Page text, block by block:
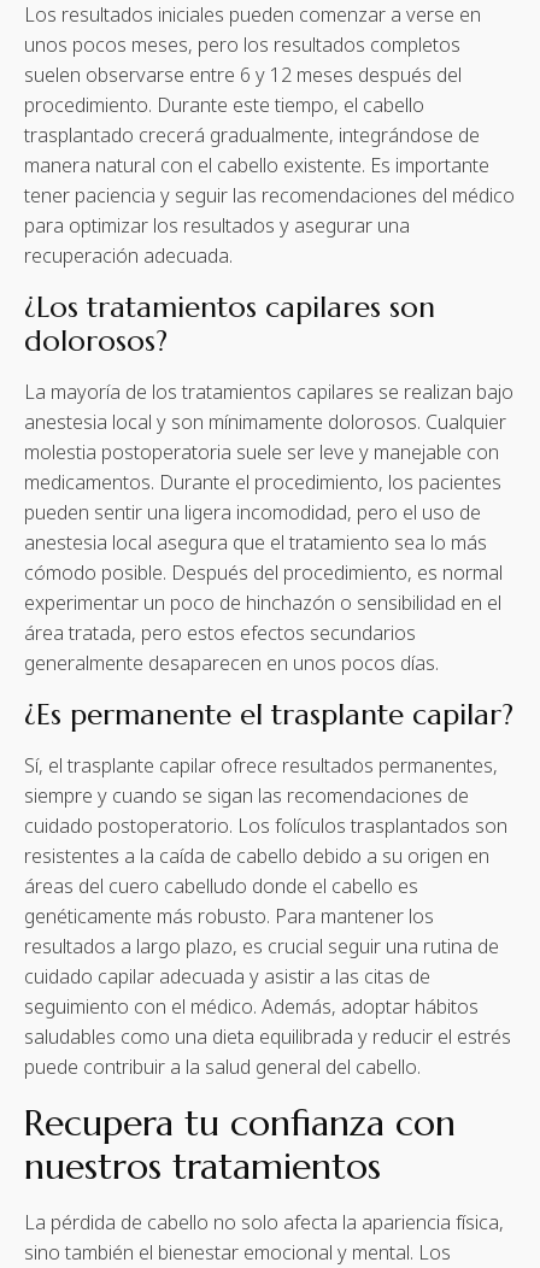
Los resultados iniciales pueden comenzar a verse en
unos pocos meses, pero los resultados completos
suelen observarse entre 6 y 12 meses después del
procedimiento. Durante este tiempo, el cabello
trasplantado crecerá gradualmente, integrándose de
manera natural con el cabello existente. Es importante
tener paciencia y seguir las recomendaciones del médico
para optimizar los resultados y asegurar una
recuperación adecuada.
¿Los tratamientos capilares son
dolorosos?
La mayoría de los tratamientos capilares se realizan bajo
anestesia local y son mínimamente dolorosos. Cualquier
molestia postoperatoria suele ser leve y manejable con
medicamentos. Durante el procedimiento, los pacientes
pueden sentir una ligera incomodidad, pero el uso de
anestesia local asegura que el tratamiento sea lo más
cómodo posible. Después del procedimiento, es normal
experimentar un poco de hinchazón o sensibilidad en el
área tratada, pero estos efectos secundarios
generalmente desaparecen en unos pocos días.
¿Es permanente el trasplante capilar?
Sí, el trasplante capilar ofrece resultados permanentes,
siempre y cuando se sigan las recomendaciones de
cuidado postoperatorio. Los folículos trasplantados son
resistentes a la caída de cabello debido a su origen en
áreas del cuero cabelludo donde el cabello es
genéticamente más robusto. Para mantener los
resultados a largo plazo, es crucial seguir una rutina de
cuidado capilar adecuada y asistir a las citas de
seguimiento con el médico. Además, adoptar hábitos
saludables como una dieta equilibrada y reducir el estrés
puede contribuir a la salud general del cabello.
Recupera tu confianza con
nuestros tratamientos
La pérdida de cabello no solo afecta la apariencia física,
sino también el bienestar emocional y mental. Los